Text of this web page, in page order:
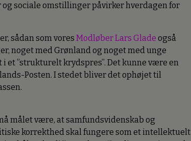
sociale omstillinger påvirker hverdagen for
sådan som vores ModløberLars Glade også
noget med Grønland og noget med unge
et ”strukturelt krydspres”. Det kunne være en
Posten. I stedet bliver det ophøjet til
målet være, at samfundsvidenskab og
korrekthed skal fungere som et intellektuelt